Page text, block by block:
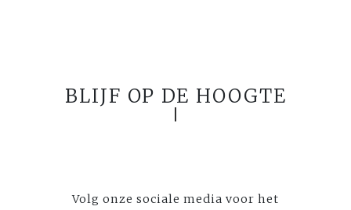
BLIJF OP DE HOOGTE
Volg onze sociale media voor het